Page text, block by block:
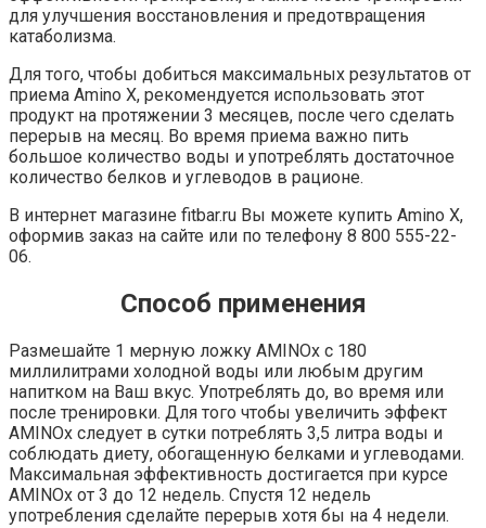
для улучшения восстановления и предотвращения
катаболизма.
Для того, чтобы добиться максимальных результатов от
приема Amino X, рекомендуется использовать этот
продукт на протяжении 3 месяцев, после чего сделать
перерыв на месяц. Во время приема важно пить
большое количество воды и употреблять достаточное
количество белков и углеводов в рационе.
В интернет магазине fitbar.ru Вы можете купить Amino X,
оформив заказ на сайте или по телефону 8 800 555-22-
06.
Способ применения
Размешайте 1 мерную ложку AMINOx с 180
миллилитрами холодной воды или любым другим
напитком на Ваш вкус. Употреблять до, во время или
после тренировки. Для того чтобы увеличить эффект
AMINOx следует в сутки потреблять 3,5 литра воды и
соблюдать диету, обогащенную белками и углеводами.
Максимальная эффективность достигается при курсе
AMINOx от 3 до 12 недель. Спустя 12 недель
употребления сделайте перерыв хотя бы на 4 недели.